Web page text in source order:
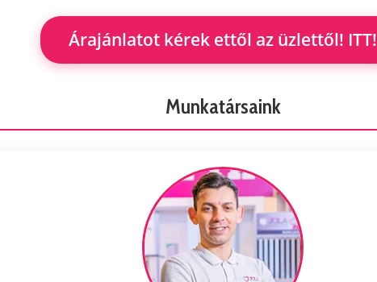
Árajánlatot kérek ettől az üzlettől! ITT!
Munkatársaink